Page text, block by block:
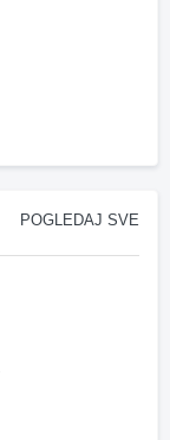
POGLEDAJ SVE